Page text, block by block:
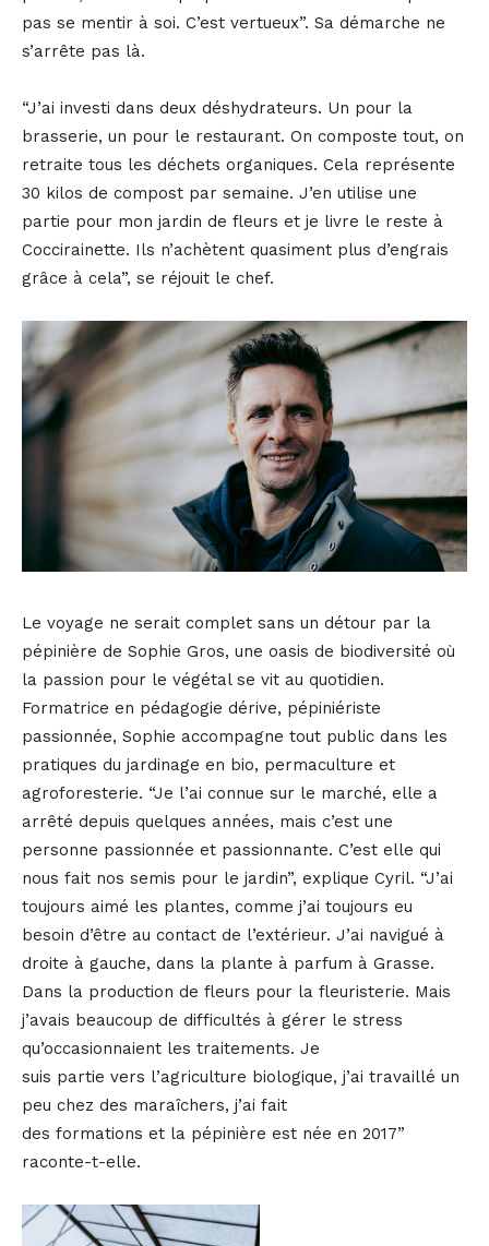
pas se mentir à soi. C’est vertueux”. Sa démarche ne
s’arrête pas là.
“J’ai investi dans deux déshydrateurs. Un pour la
brasserie, un pour le restaurant. On composte tout, on
retraite tous les déchets organiques. Cela représente
30 kilos de compost par semaine. J’en utilise une
partie pour mon jardin de fleurs et je livre le reste à
Coccirainette. Ils n’achètent quasiment plus d’engrais
grâce à cela”, se réjouit le chef.
Le voyage ne serait complet sans un détour par la
pépinière de Sophie Gros, une oasis de biodiversité où
la passion pour le végétal se vit au quotidien.
Formatrice en pédagogie dérive, pépiniériste
passionnée, Sophie accompagne tout public dans les
pratiques du jardinage en bio, permaculture et
agroforesterie. “Je l’ai connue sur le marché, elle a
arrêté depuis quelques années, mais c’est une
personne passionnée et passionnante. C’est elle qui
nous fait nos semis pour le jardin”, explique Cyril. “J’ai
toujours aimé les plantes, comme j’ai toujours eu
besoin d’être au contact de l’extérieur. J’ai navigué à
droite à gauche, dans la plante à parfum à Grasse.
Dans la production de fleurs pour la fleuristerie. Mais
j’avais beaucoup de difficultés à gérer le stress
qu’occasionnaient les traitements. Je
suis partie vers l’agriculture biologique, j’ai travaillé un
peu chez des maraîchers, j’ai fait
des formations et la pépinière est née en 2017”
raconte-t-elle.